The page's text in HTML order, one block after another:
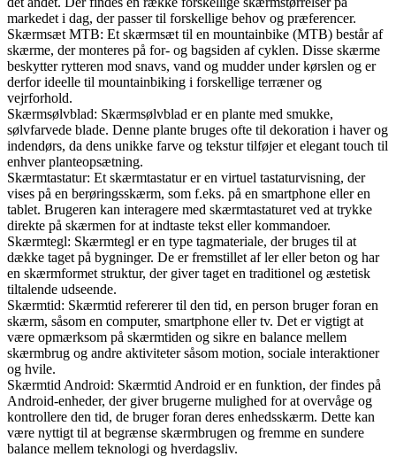
markedet i dag, der passer til forskellige behov og præferencer.
Skærmsæt MTB: Et skærmsæt til en mountainbike (MTB) består af
skærme, der monteres på for- og bagsiden af cyklen. Disse skærme
beskytter rytteren mod snavs, vand og mudder under kørslen og er
derfor ideelle til mountainbiking i forskellige terræner og
vejrforhold.
Skærmsølvblad: Skærmsølvblad er en plante med smukke,
sølvfarvede blade. Denne plante bruges ofte til dekoration i haver og
indendørs, da dens unikke farve og tekstur tilføjer et elegant touch til
enhver planteopsætning.
Skærmtastatur: Et skærmtastatur er en virtuel tastaturvisning, der
vises på en berøringsskærm, som f.eks. på en smartphone eller en
tablet. Brugeren kan interagere med skærmtastaturet ved at trykke
direkte på skærmen for at indtaste tekst eller kommandoer.
Skærmtegl: Skærmtegl er en type tagmateriale, der bruges til at
dække taget på bygninger. De er fremstillet af ler eller beton og har
en skærmformet struktur, der giver taget en traditionel og æstetisk
tiltalende udseende.
Skærmtid: Skærmtid refererer til den tid, en person bruger foran en
skærm, såsom en computer, smartphone eller tv. Det er vigtigt at
være opmærksom på skærmtiden og sikre en balance mellem
skærmbrug og andre aktiviteter såsom motion, sociale interaktioner
og hvile.
Skærmtid Android: Skærmtid Android er en funktion, der findes på
Android-enheder, der giver brugerne mulighed for at overvåge og
kontrollere den tid, de bruger foran deres enhedsskærm. Dette kan
være nyttigt til at begrænse skærmbrugen og fremme en sundere
balance mellem teknologi og hverdagsliv.